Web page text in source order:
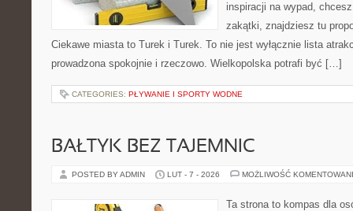
inspiracji na wypad,
zakątki, znajdziesz tu
Ciekawe miasta to Turek i Turek. To nie jest wyłącznie lista
prowadzona spokojnie i rzeczowo. Wielkopolska potrafi być […]
CATEGORIES: PŁYWANIE I SPORTY WODNE
BAŁTYK BEZ TAJEMNIC
POSTED BY ADMIN LUT - 7 - 2026 MOŻLIWOŚĆ
Ta strona to kompas dla